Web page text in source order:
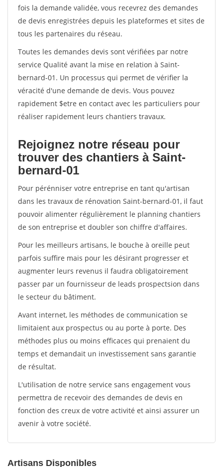
fois la demande validée, vous recevrez des demandes
de devis enregistrées depuis les plateformes et sites de
tous les partenaires du réseau.
Toutes les demandes devis sont vérifiées par notre
service Qualité avant la mise en relation à Saint-
bernard-01. Un processus qui permet de vérifier la
véracité d'une demande de devis. Vous pouvez
rapidement $etre en contact avec les particuliers pour
réaliser rapidement leurs chantiers travaux.
Rejoignez notre réseau pour
trouver des chantiers à Saint-
bernard-01
Pour pérénniser votre entreprise en tant qu'artisan
dans les travaux de rénovation Saint-bernard-01, il faut
pouvoir alimenter régulièrement le planning chantiers
de son entreprise et doubler son chiffre d'affaires.
Pour les meilleurs artisans, le bouche à oreille peut
parfois suffire mais pour les désirant progresser et
augmenter leurs revenus il faudra obligatoirement
passer par un fournisseur de leads prospectsion dans
le secteur du bâtiment.
Avant internet, les méthodes de communication se
limitaient aux prospectus ou au porte à porte. Des
méthodes plus ou moins efficaces qui prenaient du
temps et demandait un investissement sans garantie
de résultat.
L'utilisation de notre service sans engagement vous
permettra de recevoir des demandes de devis en
fonction des creux de votre activité et ainsi assurer un
avenir à votre société.
Artisans Disponibles